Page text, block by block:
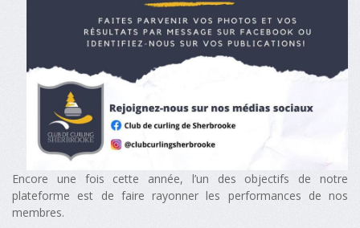
Encore une fois cette année, l’un des objectifs de notre
plateforme est de faire rayonner les performances de nos
membres.